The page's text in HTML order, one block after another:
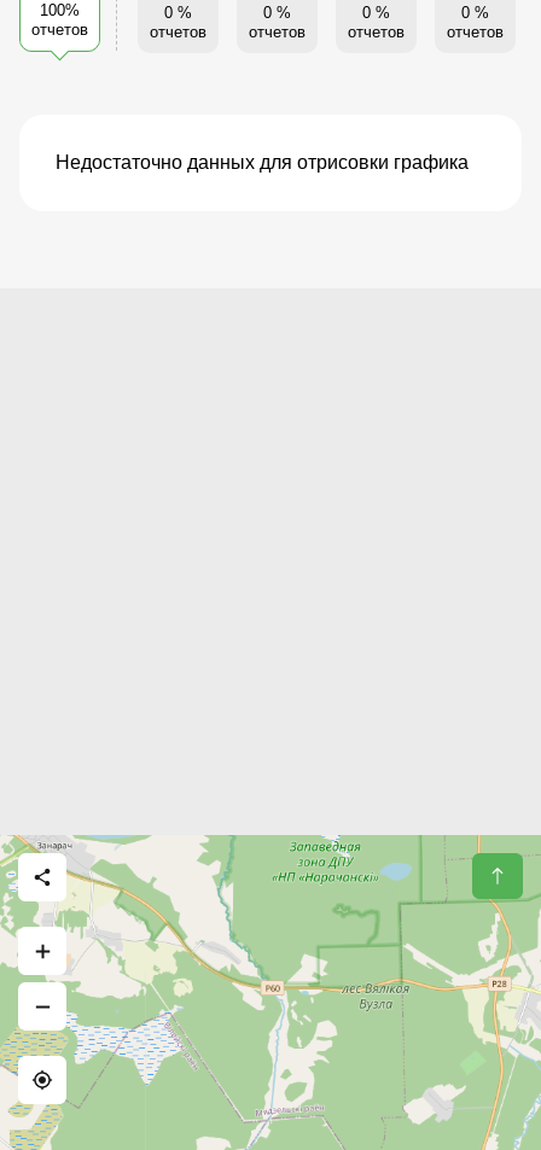
100%
отчетов
0 %
отчетов
0 %
отчетов
0 %
отчетов
0 %
отчетов
Недостаточно данных для отрисовки графика